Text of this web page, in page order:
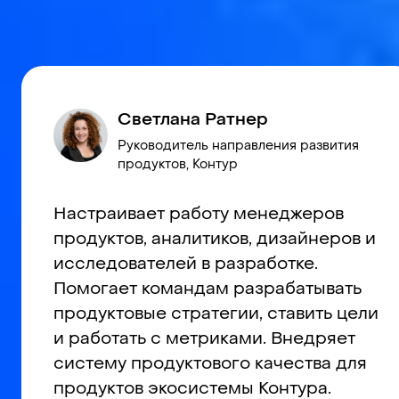
меняются процессы, роли,
решения проходят через
компанию, где ломается
взаимодействие, как
ответственность, и что начинает
меняться в самой продуктовой
работе.